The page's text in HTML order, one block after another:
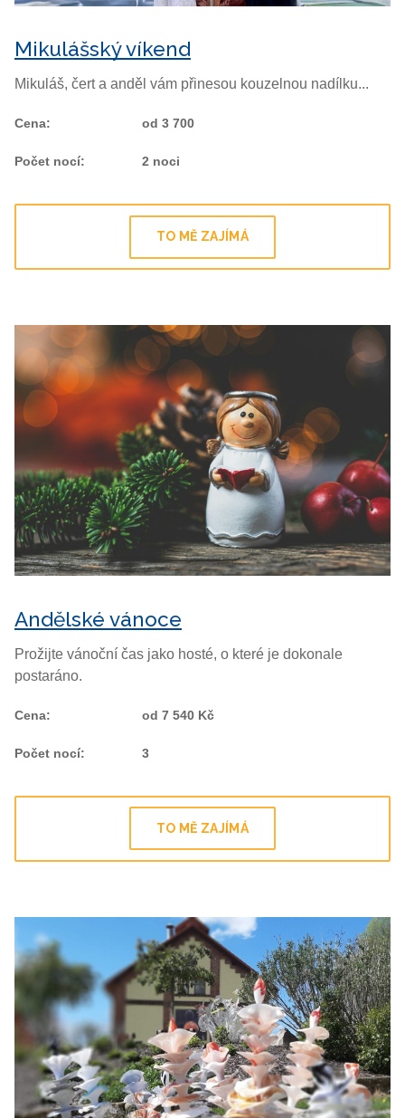
Mikulášský víkend
Mikuláš, čert a anděl vám přinesou kouzelnou nadílku...
Cena: od 3 700
Počet nocí: 2 noci
TO MĚ ZAJÍMÁ
Andělské vánoce
Prožijte vánoční čas jako hosté, o které je dokonale
postaráno.
Cena: od 7 540 Kč
Počet nocí: 3
TO MĚ ZAJÍMÁ